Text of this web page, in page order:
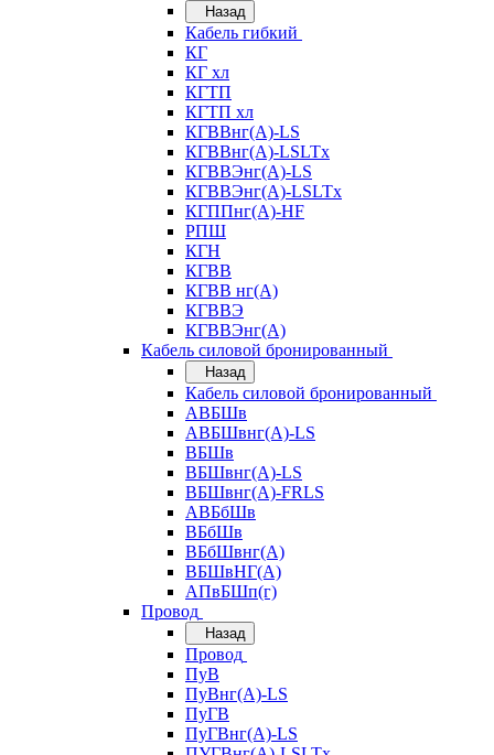
Назад
Кабель гибкий
КГ
КГ хл
КГТП
КГТП хл
КГВВнг(А)-LS
КГВВнг(А)-LSLTx
КГВВЭнг(А)-LS
КГВВЭнг(А)-LSLTx
КГППнг(А)-HF
РПШ
КГН
КГВВ
КГВВ нг(А)
КГВВЭ
КГВВЭнг(А)
Кабель силовой бронированный
Назад
Кабель силовой бронированный
АВБШв
АВБШвнг(А)-LS
ВБШв
ВБШвнг(А)-LS
ВБШвнг(А)-FRLS
АВБбШв
ВБбШв
ВБбШвнг(А)
ВБШвНГ(А)
АПвБШп(г)
Провод
Назад
Провод
ПуВ
ПуВнг(А)-LS
ПуГВ
ПуГВнг(А)-LS